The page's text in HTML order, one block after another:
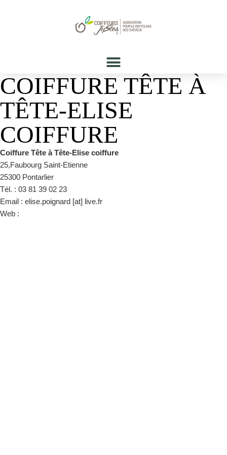
COIFFURE TÊTE À
TÊTE-ELISE
COIFFURE
Coiffure Tête à Tête-Elise coiffure
25,Faubourg Saint-Etienne
25300 Pontarlier
Tél. : 03 81 39 02 23
Email : elise.poignard [at] live.fr
Web :